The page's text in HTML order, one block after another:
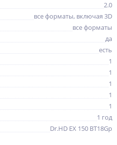
2.0
все форматы, включая 3D
все форматы
да
есть
1
1
1
1
1
1 год
Dr.HD EX 150 BT18Gp